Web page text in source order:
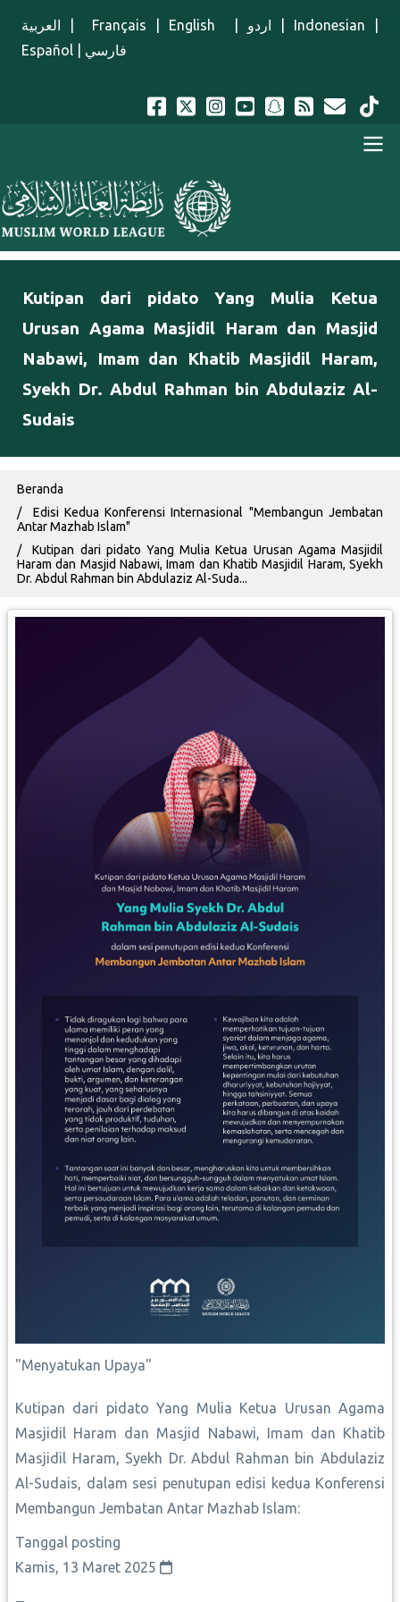
العربية
Français English اردو Indonesian
Español
فارسي
Menu Indonesian
Kutipan dari pidato Yang Mulia Ketua
Urusan Agama Masjidil Haram dan Masjid
Nabawi, Imam dan Khatib Masjidil Haram,
Syekh Dr. Abdul Rahman bin Abdulaziz Al-
Sudais
Breadcrumb
Beranda
Edisi Kedua Konferensi Internasional "Membangun Jembatan
Antar Mazhab Islam"
Kutipan dari pidato Yang Mulia Ketua Urusan Agama Masjidil
Haram dan Masjid Nabawi, Imam dan Khatib Masjidil Haram, Syekh
Dr. Abdul Rahman bin Abdulaziz Al-Suda...
‏"Menyatukan Upaya"
Kutipan dari pidato Yang Mulia Ketua Urusan Agama
Masjidil Haram dan Masjid Nabawi, Imam dan Khatib
Masjidil Haram, Syekh Dr. Abdul Rahman bin Abdulaziz
Al-Sudais, dalam sesi penutupan edisi kedua Konferensi
Membangun Jembatan Antar Mazhab Islam:
Tanggal posting
Kamis, 13 Maret 2025